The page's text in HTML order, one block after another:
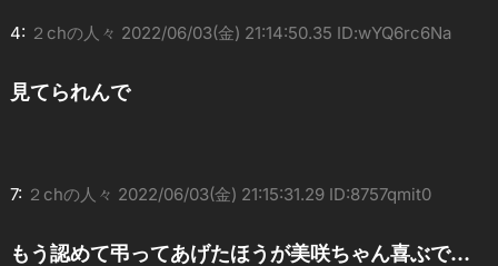
4: ２chの人々 2022/06/03(金) 21:14:50.35 ID:wYQ6rc6Na
見てられんで
7: ２chの人々 2022/06/03(金) 21:15:31.29 ID:8757qmit0
もう認めて弔ってあげたほうが美咲ちゃん喜ぶで…